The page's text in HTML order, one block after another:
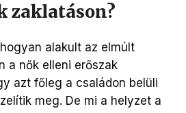
zaklatáson?
alakult az elmúlt
a nők elleni erőszak
azt főleg a családon belüli
meg. De mi a helyzet a